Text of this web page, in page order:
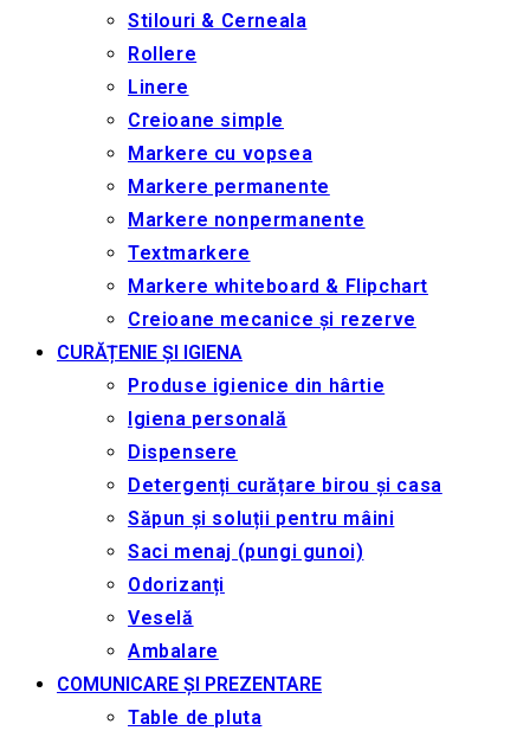
Stilouri & Сerneala
Rollere
Linere
Creioane simple
Markere cu vopsea
Markere permanente
Markere nonpermanente
Textmarkere
Markere whiteboard & Flipchart
Creioane mecanice și rezerve
CURĂȚENIE ȘI IGIENA
Produse igienice din hârtie
Igiena personală
Dispensere
Detergenți curățare birou și casa
Săpun și soluții pentru mâini
Saci menaj (pungi gunoi)
Odorizanți
Veselă
Ambalare
COMUNICARE ȘI PREZENTARE
Table de pluta